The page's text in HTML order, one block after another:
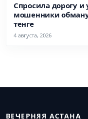
Спросила дорогу и
мошенники
тенге
4 августа, 2026
ВЕЧЕРНЯЯ АСТАНА